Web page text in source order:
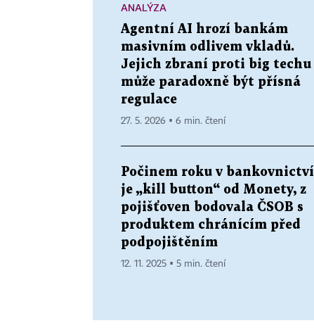
ANALÝZA
Agentní AI hrozí bankám
masivním odlivem vkladů.
Jejich zbraní proti big techu
může paradoxně být přísná
regulace
27. 5. 2026 ▪ 6 min. čtení
Počinem roku v bankovnictví
je „kill button“ od Monety, z
pojišťoven bodovala ČSOB s
produktem chránícím před
podpojištěním
12. 11. 2025 ▪ 5 min. čtení